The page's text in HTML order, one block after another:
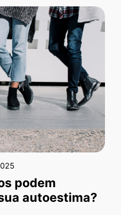
podem
autoestima?